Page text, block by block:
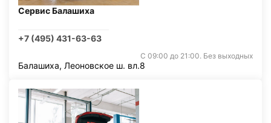
Сервис Балашиха
+7 (495) 431-63-63
С 09:00 до 21:00. Без выходных
Балашиха, Леоновское ш. вл.8